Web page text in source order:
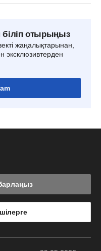
отырыңыз
жаңалықтарынан,
эксклюзивтерден